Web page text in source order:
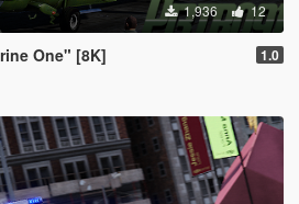
1,936 12
One" [8K] 1.0